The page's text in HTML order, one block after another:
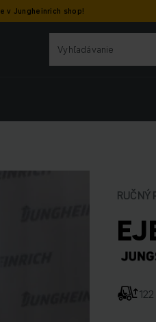
v Jungheinrich shop!
RUČNÝ